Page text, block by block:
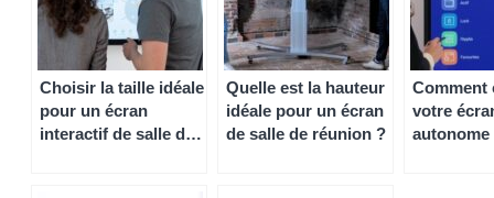
Choisir la taille idéale
pour un écran
interactif de salle de
Quelle est la hauteur
idéale pour un écran
de salle de réunion ?
Comment
votre